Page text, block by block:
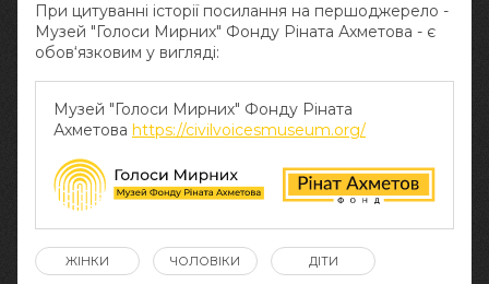
При цитуванні історії посилання на першоджерело -
Музей "Голоси Мирних" Фонду Ріната Ахметова - є
обов‘язковим у вигляді:
Музей "Голоси Мирних" Фонду Ріната
Ахметова https://civilvoicesmuseum.org/
ЖІНКИ ЧОЛОВІКИ ДІТИ